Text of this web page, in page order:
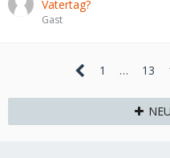
Vatertag?
Gast
1 … 13